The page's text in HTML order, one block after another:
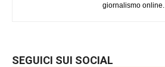
giornalismo online.
SEGUICI SUI SOCIAL